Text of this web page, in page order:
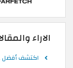
الاراء
اكتشف أفضل عطور